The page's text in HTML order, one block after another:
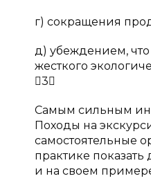
г) сокращения
д) убеждением, что
жесткого
3
Самым сильным
Походы на
самостоятельные
практике
и на своем